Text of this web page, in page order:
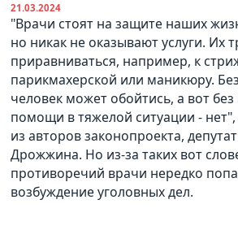
21.03.2024
"Врачи стоят на защите наших
но никак не оказывают услуги. Их
приравниваться, например, к
парикмахерской или маникюру. Без
человек может обойтись, а вот
помощи в тяжелой ситуации -
из авторов законопроекта,
Дрожжина. Но из-за таких вот
противоречий врачи нередко
возбуждение уголовных дел.